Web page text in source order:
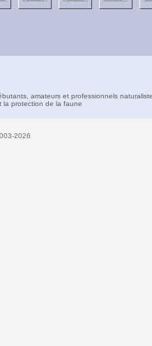
amateurs et professionnels
la protection de la faune
2026